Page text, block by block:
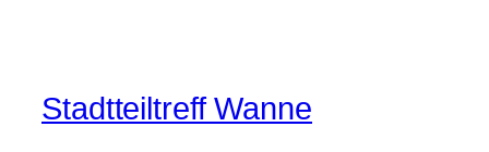
Stadtteiltreff Wanne